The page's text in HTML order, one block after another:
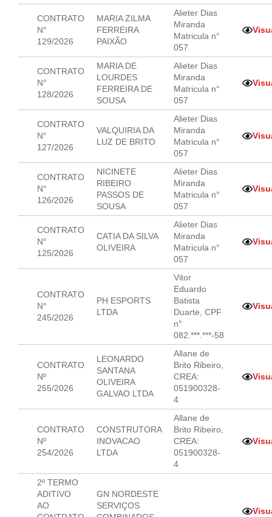
CONTRATO
N°
129/2026
MARIA ZILMA
FERREIRA
PAIXÃO
Alieter Dias
Miranda
Matricula n°
057
CONTRATO
N°
128/2026
MARIA DE
LOURDES
FERREIRA DE
SOUSA
Alieter Dias
Miranda
Matricula n°
057
CONTRATO
N°
127/2026
VALQUIRIA DA
LUZ DE BRITO
Alieter Dias
Miranda
Matricula n°
057
CONTRATO
N°
126/2026
NICINETE
RIBEIRO
PASSOS DE
SOUSA
Alieter Dias
Miranda
Matricula n°
057
CONTRATO
N°
125/2026
CATIA DA SILVA
OLIVEIRA
Alieter Dias
Miranda
Matricula n°
057
CONTRATO
N°
245/2026
PH ESPORTS
LTDA
Vitor
Eduardo
Batista
Duarte, CPF
n°
082.***.***-58
CONTRATO
Nº
255/2026
LEONARDO
SANTANA
OLIVEIRA
GALVAO LTDA
Allane de
Brito Ribeiro,
CREA:
051900328-
4
CONTRATO
Nº
254/2026
CONSTRUTORA
INOVACAO
LTDA
Allane de
Brito Ribeiro,
CREA:
051900328-
4
2º TERMO
ADITIVO
AO
GN NORDESTE
SERVIÇOS